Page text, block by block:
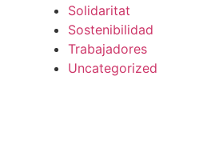
Solidaritat
Sostenibilidad
Trabajadores
Uncategorized